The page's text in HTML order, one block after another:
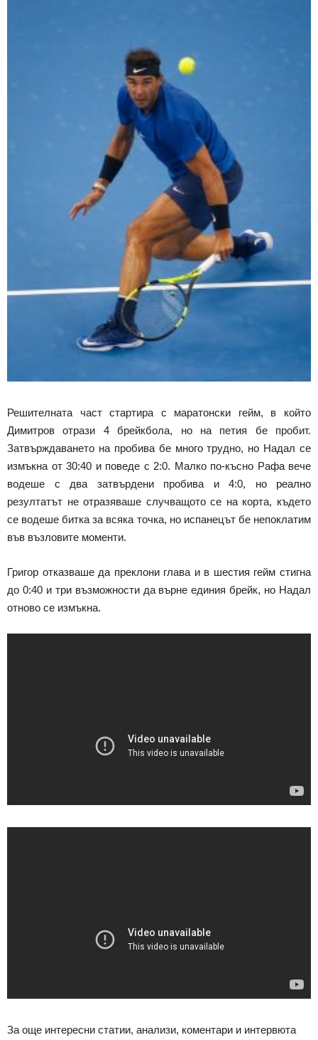
Решителната част стартира с маратонски гейм, в който
Димитров отрази 4 брейкбола, но на петия бе пробит.
Затвърждаването на пробива бе много трудно, но Надал се
измъкна от 30:40 и поведе с 2:0. Малко по-късно Рафа вече
водеше с два затвърдени пробива и 4:0, но реално
резултатът не отразяваше случващото се на корта, където
се водеше битка за всяка точка, но испанецът бе непоклатим
във възловите моменти.
Григор отказваше да преклони глава и в шестия гейм стигна
до 0:40 и три възможности да върне единия брейк, но Надал
отново се измъкна.
За още интересни статии, анализи, коментари и интервюта